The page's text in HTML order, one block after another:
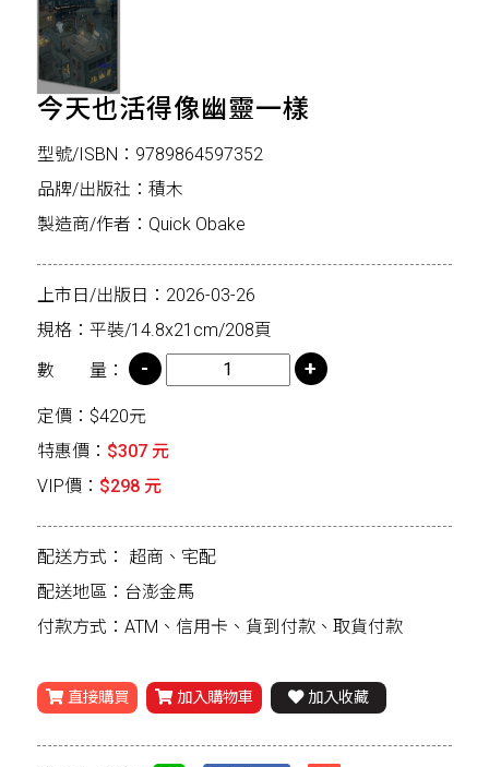
今天也活得像幽靈一樣
型號/ISBN：9789864597352
品牌/出版社：積木
製造商/作者：Quick Obake
上市日/出版日：2026-03-26
規格：平裝/14.8x21cm/208頁
數 量：
定價：$420元
特惠價： $307 元
VIP價： $298 元
配送方式： 超商、宅配
配送地區：台澎金馬
付款方式：ATM、信用卡、貨到付款、取貨付款
直接購買 加入購物車 加入收藏